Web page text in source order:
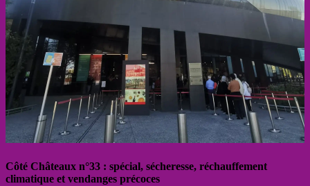
Côté Châteaux n°33 : spécial, sécheresse, réchauffement
climatique et vendanges précoces